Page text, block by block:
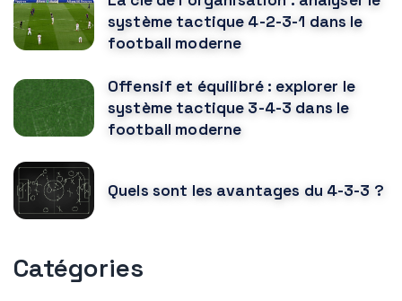
système tactique 4-2-3-1 dans le
football moderne
Offensif et équilibré : explorer le
système tactique 3-4-3 dans le
football moderne
Quels sont les avantages du 4-3-3 ?
Catégories